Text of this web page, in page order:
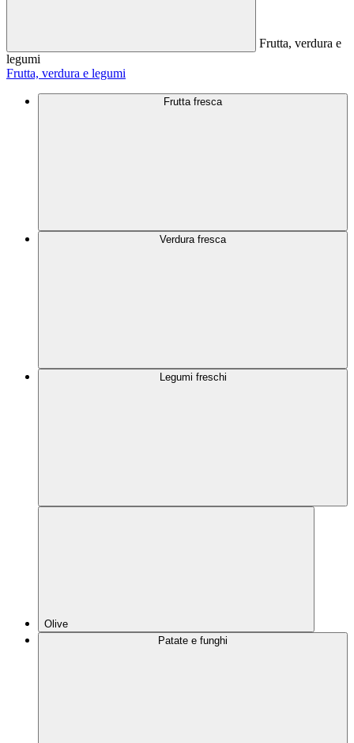
Frutta, verdura e
legumi
Frutta, verdura e legumi
Frutta fresca
Verdura fresca
Legumi freschi
Olive
Patate e funghi